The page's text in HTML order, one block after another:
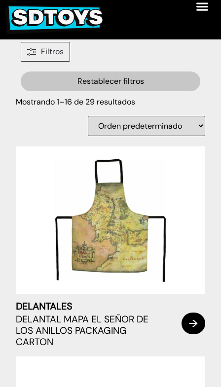
Filtros
Restablecer filtros
Mostrando 1–16 de 29 resultados
DELANTALES
DELANTAL MAPA EL SEÑOR DE
LOS ANILLOS PACKAGING
CARTON